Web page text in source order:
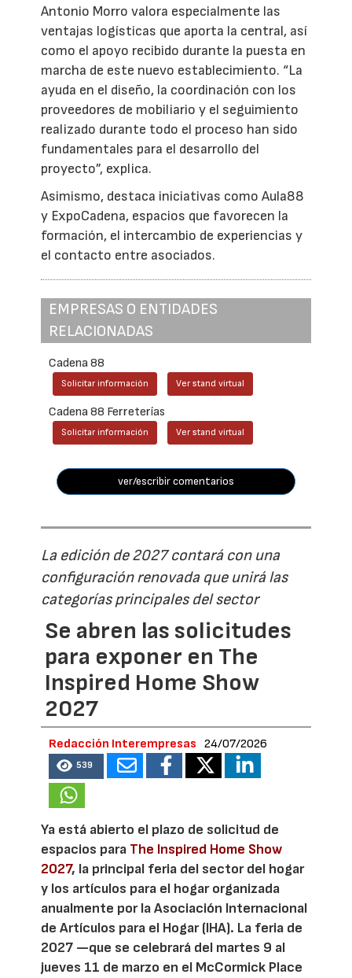
Antonio Morro valora especialmente las
ventajas logísticas que aporta la central, así
como el apoyo recibido durante la puesta en
marcha de este nuevo establecimiento. “La
ayuda en el diseño, la coordinación con los
proveedores de mobiliario y el seguimiento
realizado durante todo el proceso han sido
fundamentales para el desarrollo del
proyecto”, explica.
Asimismo, destaca iniciativas como Aula88
y ExpoCadena, espacios que favorecen la
formación, el intercambio de experiencias y
el contacto entre asociados.
EMPRESAS O ENTIDADES
RELACIONADAS
Cadena 88
Solicitar información Ver stand virtual
Cadena 88 Ferreterías
Solicitar información Ver stand virtual
ver/escribir comentarios
La edición de 2027 contará con una
configuración renovada que unirá las
categorías principales del sector
Se abren las solicitudes
para exponer en The
Inspired Home Show
2027
Redacción Interempresas 24/07/2026
539
Ya está abierto el plazo de solicitud de
espacios para The Inspired Home Show
2027, la principal feria del sector del hogar
y los artículos para el hogar organizada
anualmente por la Asociación Internacional
de Artículos para el Hogar (IHA). La feria de
2027 —que se celebrará del martes 9 al
jueves 11 de marzo en el McCormick Place